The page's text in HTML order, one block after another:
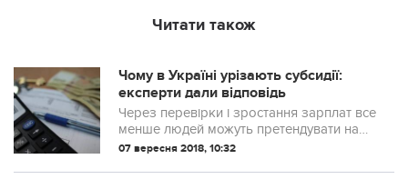
Читати також
Чому в Україні урізають субсидії:
експерти дали відповідь
Через перевірки і зростання зарплат все
менше людей можуть претендувати на
пільги від держави
07 вересня 2018, 10:32